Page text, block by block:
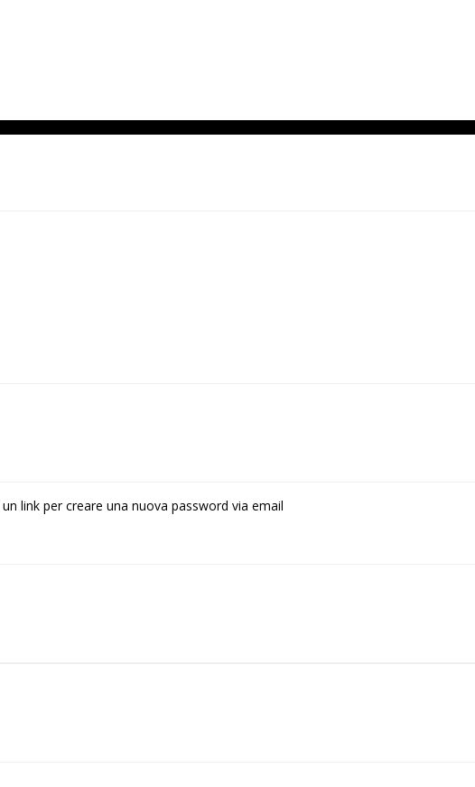
link per creare una nuova password via email